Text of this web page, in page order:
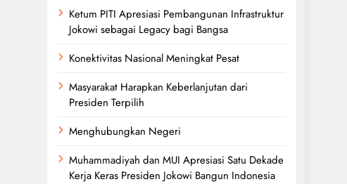
Ketum PITI Apresiasi Pembangunan Infrastruktur
Jokowi sebagai Legacy bagi Bangsa
Konektivitas Nasional Meningkat Pesat
Masyarakat Harapkan Keberlanjutan dari
Presiden Terpilih
Menghubungkan Negeri
Muhammadiyah dan MUI Apresiasi Satu Dekade
Kerja Keras Presiden Jokowi Bangun Indonesia